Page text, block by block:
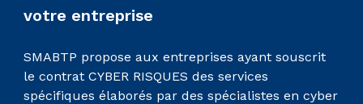
votre entreprise
SMABTP propose aux entreprises ayant souscrit
le contrat CYBER RISQUES des services
spécifiques élaborés par des spécialistes en cyber